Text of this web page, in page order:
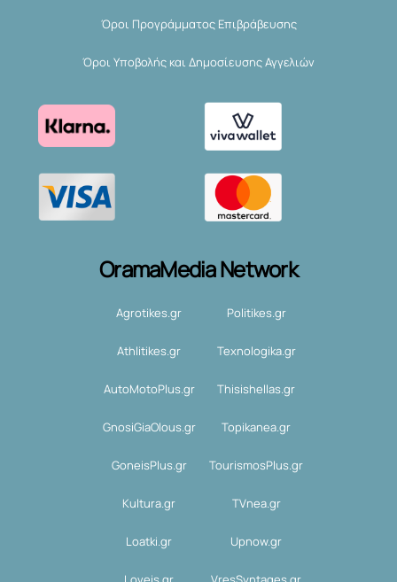
Όροι Προγράμματος Επιβράβευσης
Όροι Υποβολής και Δημοσίευσης Αγγελιών
OramaMedia Network
Agrotikes.gr Politikes.gr
Athlitikes.gr Texnologika.gr
AutoMotoPlus.gr Thisishellas.gr
GnosiGiaOlous.gr Topikanea.gr
GoneisPlus.gr TourismosPlus.gr
Kultura.gr TVnea.gr
Loatki.gr Upnow.gr